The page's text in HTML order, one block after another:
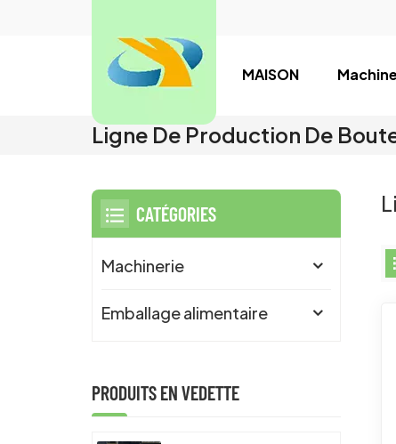
MAISON
Ligne De Production De
CATÉGORIES
Machinerie
Emballage alimentaire
PRODUITS EN VEDETTE